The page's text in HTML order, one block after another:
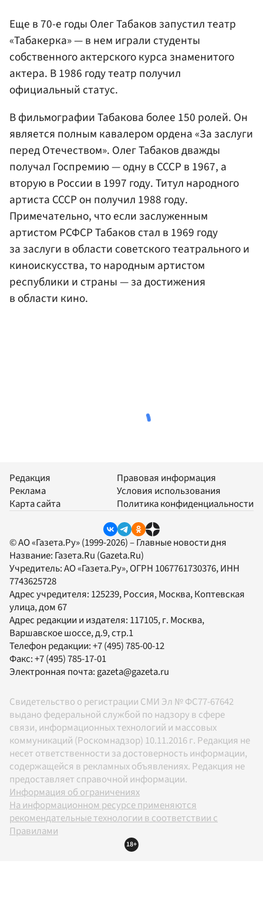
Еще в 70-е годы Олег Табаков запустил театр
«Табакерка» — в нем играли студенты
собственного актерского курса знаменитого
актера. В 1986 году театр получил
официальный статус.
В фильмографии Табакова более 150 ролей. Он
является полным кавалером ордена «За заслуги
перед Отечеством». Олег Табаков дважды
получал Госпремию — одну в СССР в 1967, а
вторую в России в 1997 году. Титул народного
артиста СССР он получил 1988 году.
Примечательно, что если заслуженным
артистом РСФСР Табаков стал в 1969 году
за заслуги в области советского театрального и
киноискусства, то народным артистом
республики и страны — за достижения
в области кино.
Редакция
Реклама
Карта сайта
Правовая информация
Условия использования
Политика конфиденциальности
© АО «Газета.Ру» (1999-2026) – Главные новости дня
Название: Газета.Ru (Gazeta.Ru)
Учредитель:АО «Газета.Ру», ОГРН 1067761730376, ИНН
7743625728
Адрес учредителя: 125239, Россия, Москва, Коптевская
улица, дом 67
Адрес редакции и издателя: 117105, г. Москва,
Варшавское шоссе, д.9, стр.1
Телефон редакции:+7 (495) 785-00-12
Факс:+7 (495) 785-17-01
Электронная почта:gazeta@gazeta.ru
Свидетельство о регистрации СМИ Эл № ФС77-67642
выдано федеральной службой по надзору в сфере
связи, информационных технологий и массовых
коммуникаций (Роскомнадзор) 10.11.2016 г. Редакция не
несет ответственности за достоверность информации,
содержащейся в рекламных объявлениях. Редакция не
предоставляет справочной информации.
Информация об ограничениях
На информационном ресурсе применяются
рекомендательные технологии в соответствии с
Правилами
18+